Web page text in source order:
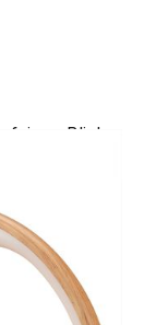
auf einem Blick